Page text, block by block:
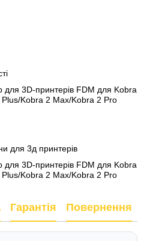
для 3D-принтерів FDM для Kobra
Kobra 2 Max/Kobra 2 Pro
для 3д принтерів
для 3D-принтерів FDM для Kobra
Kobra 2 Max/Kobra 2 Pro
Гарантія Повернення